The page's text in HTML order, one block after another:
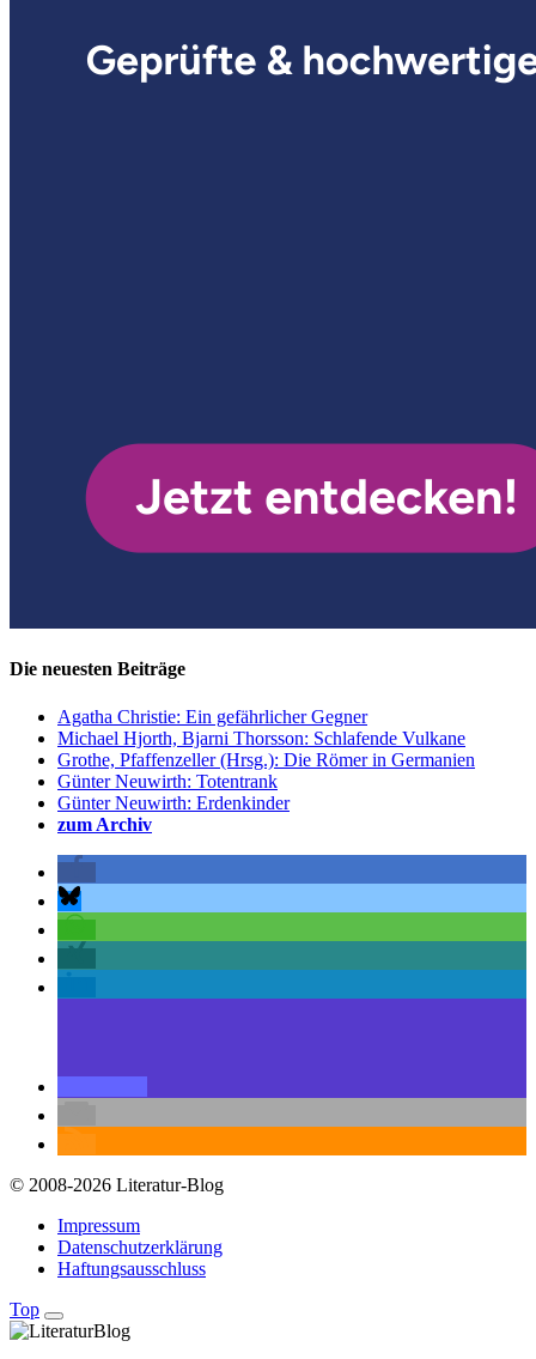
Die neuesten Beiträge
Agatha Christie: Ein gefährlicher Gegner
Michael Hjorth, Bjarni Thorsson: Schlafende Vulkane
Grothe, Pfaffenzeller (Hrsg.): Die Römer in Germanien
Günter Neuwirth: Totentrank
Günter Neuwirth: Erdenkinder
zum Archiv
© 2008-2026 Literatur-Blog
Impressum
Datenschutzerklärung
Haftungsausschluss
Top